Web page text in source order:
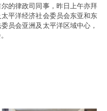
的律政司同事，昨日上午亦拜
平洋经济社会委员会东亚和东
员会亚洲及太平洋区域中心，